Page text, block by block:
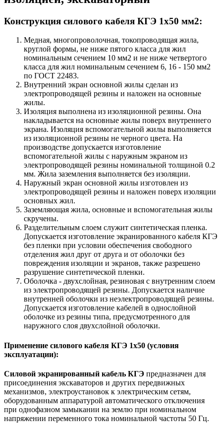
Конструкция силового кабеля КГЭ 1х50 мм2:
Медная, многопроволочная, токопроводящая жила,
круглой формы, не ниже пятого класса для жил
номинальным сечением 10 мм2 и не ниже четвертого
класса для жил номинальным сечением 6, 16 - 150 мм2
по ГОСТ 22483.
Внутренний экран основной жилы сделан из
электропроводящей резины и наложен на основные
жилы.
Изоляция выполнена из изоляционной резины. Она
накладывается на основные жилы поверх внутреннего
экрана. Изоляция вспомогательной жилы выполняется
из изоляционной резины не черного цвета. На
производстве допускается изготовление
вспомогательной жилы с наружным экраном из
электропроводящей резины номинальной толщиной 0.2
мм. Жила заземления выполняется без изоляции.
Наружный экран основной жилы изготовлен из
электропроводящей резины и наложен поверх изоляции
основных жил.
Заземляющая жила, основные и вспомогательная жилы
скручены.
Разделительным слоем служит синтетическая пленка.
Допускается изготовление экранированного кабеля КГЭ
без пленки при условии обеспечения свободного
отделения жил друг от друга и от оболочки без
повреждения изоляции и экранов, также разрешено
разрушение синтетической пленки.
Оболочка - двухслойная, резиновая с внутренним слоем
из электропроводящей резины. Допускается наличие
внутренней оболочки из неэлектропроводящей резины.
Допускается изготовление кабелей в однослойной
оболочке из резины типа, предусмотренного для
наружного слоя двухслойной оболочки.
Применение силового кабеля КГЭ 1х50 (условия
эксплуатации):
Силовой экранированный кабель КГЭ предназначен для
присоединения экскаваторов и других передвижных
механизмов, электроустановок к электрическим сетям,
оборудованным аппаратурой автоматического отключения
при однофазном замыкании на землю при номинальном
напряжении переменного тока номинальной частоты 50 Гц.